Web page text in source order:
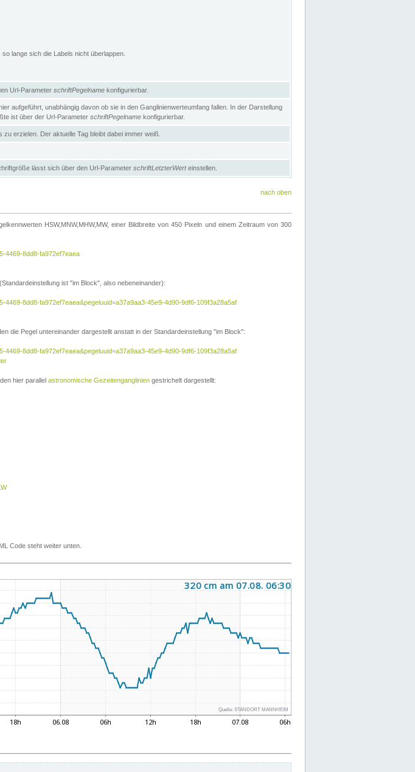
lange sich die Labels nicht überlappen.
Url-Parameter schriftPegelname konfigurierbar.
aufgeführt, unabhängig davon ob sie in den Ganglinienwerteumfang fallen. In der Darstellung
ist über der Url-Parameter schriftPegelname konfigurierbar.
erzielen. Der aktuelle Tag bleibt dabei immer weiß.
lässt sich über den Url-Parameter schriftLetzterWerteinstellen.
nach oben
HSW,MNW,MHW,MW, einer Bildbreite von 450 Pixeln und einem Zeitraum von 300
4469-8dd8-fa972ef7eaea
ist "im Block", also nebeneinander):
8dd8-fa972ef7eaea&pegeluuid=a37a9aa3-45e9-4d90-9df6-109f3a28a5af
die Pegel untereinander dargestellt anstatt in der Standardeinstellung "im Block":
8dd8-fa972ef7eaea&pegeluuid=a37a9aa3-45e9-4d90-9df6-109f3a28a5af
hier parallel astronomische Gezeitenganglinien gestrichelt dargestellt:
Code steht weiter unten.